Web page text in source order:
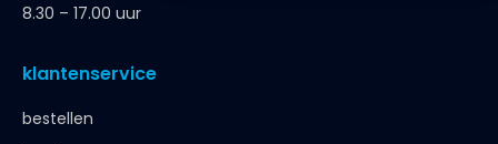
8.30 – 17.00 uur
klantenservice
bestellen